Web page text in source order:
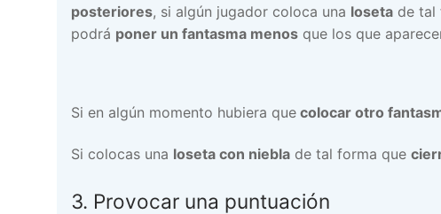
posteriores, si algún jugador coloca una loseta de tal
podrá poner un fantasma menos que los que
Si en algún momento hubiera que colocar otro
Si colocas una loseta con niebla de tal forma que
3. Provocar una puntuación